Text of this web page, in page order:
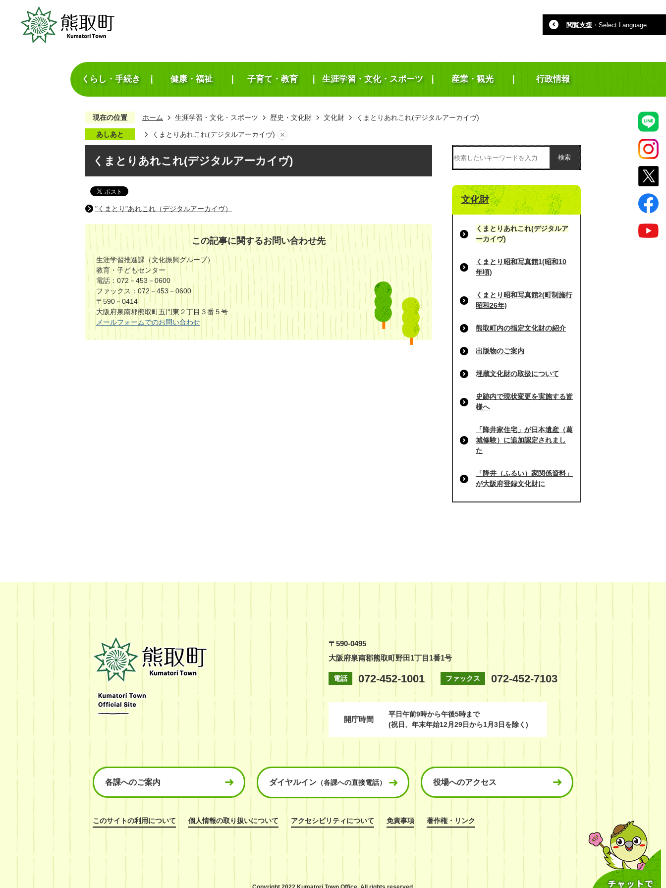
閲覧支援 ・ Select Language
くらし・手続き 健康・福祉 子育て・教育 生涯学習・文化・スポーツ 産業・観光 行政情報
現在の位置 ホーム 生涯学習・文化・スポーツ 歴史・文化財 文化財 くまとりあれこれ(デジタルアーカイヴ)
あしあと くまとりあれこれ(デジタルアーカイヴ)
くまとりあれこれ(デジタルアーカイヴ)
"くまとり"あれこれ（デジタルアーカイヴ）
この記事に関するお問い合わせ先
生涯学習推進課（文化振興グループ）
教育・子どもセンター
電話：072－453－0600
ファックス：072－453－0600
〒590－0414
大阪府泉南郡熊取町五門東２丁目３番５号
​​​​​​​メールフォームでのお問い合わせ
検索
文化財
くまとりあれこれ(デジタルア
ーカイヴ)
くまとり昭和写真館1(昭和10
年頃)
くまとり昭和写真館2(町制施行
昭和26年)
熊取町内の指定文化財の紹介
出版物のご案内
埋蔵文化財の取扱について
史跡内で現状変更を実施する皆
様へ
「降井家住宅」が日本遺産（葛
城修験）に追加認定されまし
た
「降井（ふるい）家関係資料」
が大阪府登録文化財に
町
Kumatori
Town
Official
Site
〒590-0495
大阪府泉南郡熊取町野田1丁目1番1号
電話 072-452-1001 ファックス 072-452-7103
開庁時間
平日午前9時から午後5時まで
(祝日、年末年始12月29日から1月3日を除く)
各課へのご案内 ダイヤルイン （各課への直接電話） 役場へのアクセス
このサイトの利用について 個人情報の取り扱いについて アクセシビリティについて 免責事項 著作権・リンク